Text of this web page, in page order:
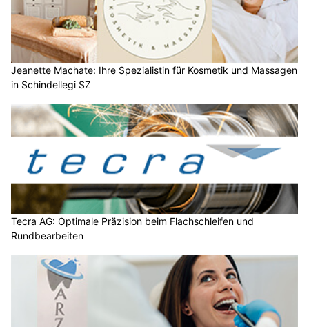
Jeanette Machate: Ihre Spezialistin für Kosmetik und Massagen
in Schindellegi SZ
Tecra AG: Optimale Präzision beim Flachschleifen und
Rundbearbeiten